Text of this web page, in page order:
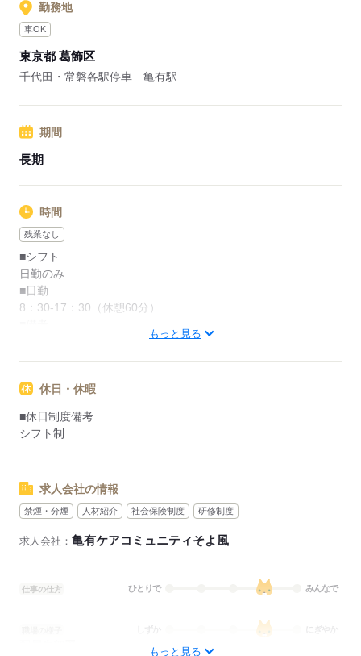
勤務地
車OK
東京都 葛飾区
千代田・常磐各駅停車 亀有駅
期間
長期
時間
残業なし
■シフト
日勤のみ
■日勤
8：30-17：30（休憩60分）
もっと見る
休日・休暇
■休日制度備考
シフト制
求人会社の情報
禁煙・分煙 人材紹介 社会保険制度 研修制度
求人会社： 亀有ケアコミュニティそよ風
仕事の仕方 ひとりで みんなで
にぎやか
もっと見る